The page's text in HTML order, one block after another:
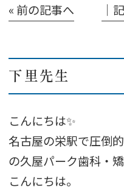
« 前の記事へ │
下里先生
こんにちは✨
名古屋の栄駅で圧倒
の久屋パーク歯科・
こんにちは。